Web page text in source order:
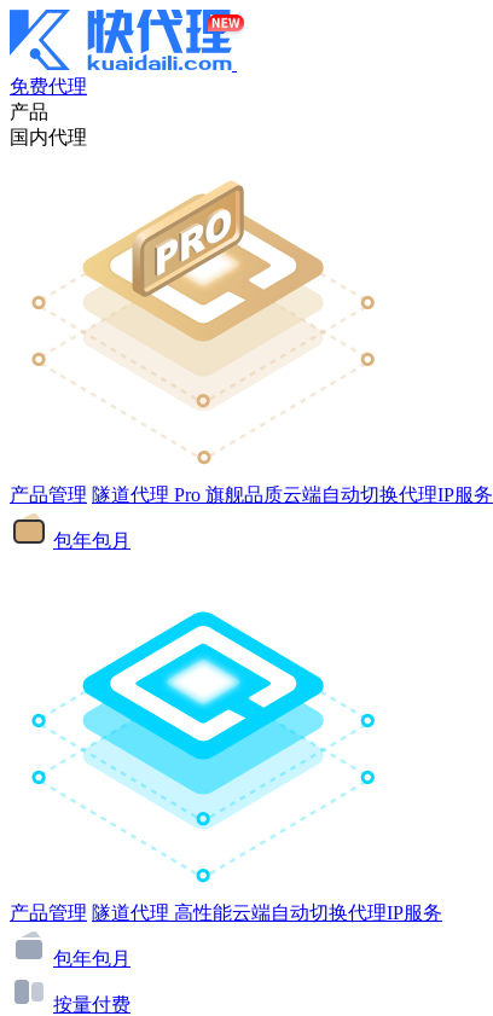
免费代理
产品
国内代理
产品管理 隧道代理 Pro 旗舰品质云端自动切换代理IP服务
包年包月
产品管理 隧道代理 高性能云端自动切换代理IP服务
包年包月
按量付费